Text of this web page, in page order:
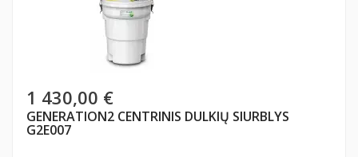
1 430,00 €
GENERATION2 CENTRINIS DULKIŲ SIURBLYS
G2E007